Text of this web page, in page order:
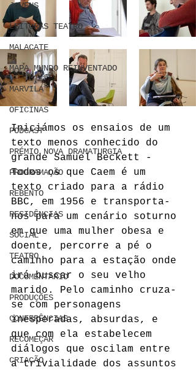
JOVENS
LEITURAS TEATRO
MALACATE
MAPA MUNDO REINVENTADO
MARVILA
OFICINAS
PODCAST
PRÉMIO NOVA DRAMATURGIA
PROGRAMAÇÃO
REBENTO
RESIDÊNCIAS
SOCIAL
TEATRO
DOCUMENTARIO
PRODUÇÕES
CONFERÊNCIAS
RECOMEÇAR
CRIAÇÃO
Iniciámos os ensaios de um
texto menos conhecido do
grande Samuel Beckett -
Todos os que Caem é um
texto criado para a rádio
BBC, em 1956 e transporta-
nos para um cenário soturno
em que uma mulher obesa e
doente, percorre a pé o
caminho para a estação onde
irá buscar o seu velho
marido. Pelo caminho cruza-
se com personagens
inesperadas, absurdas, e
que com ela estabelecem
diálogos que oscilam entre
a trivialidade dos assuntos